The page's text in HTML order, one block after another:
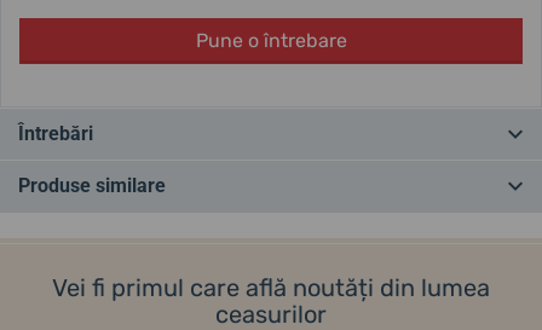
Pune o întrebare
Întrebări
Adăugați o întrebare
Produse similare
Vei fi primul care află noutăți din lumea
ceasurilor